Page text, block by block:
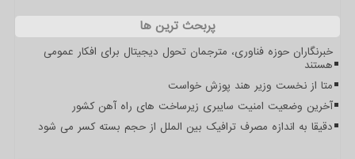
پربحث ترین ها
خبرنگاران حوزه فناوری، مترجمان تحول دیجیتال برای افکار عمومی
هستند
متا از نخست وزیر هند پوزش خواست
آخرین وضعیت امنیت سایبری زیرساخت های راه آهن کشور
دقیقا به اندازه مصرف ترافیک بین الملل از حجم بسته کسر می شود